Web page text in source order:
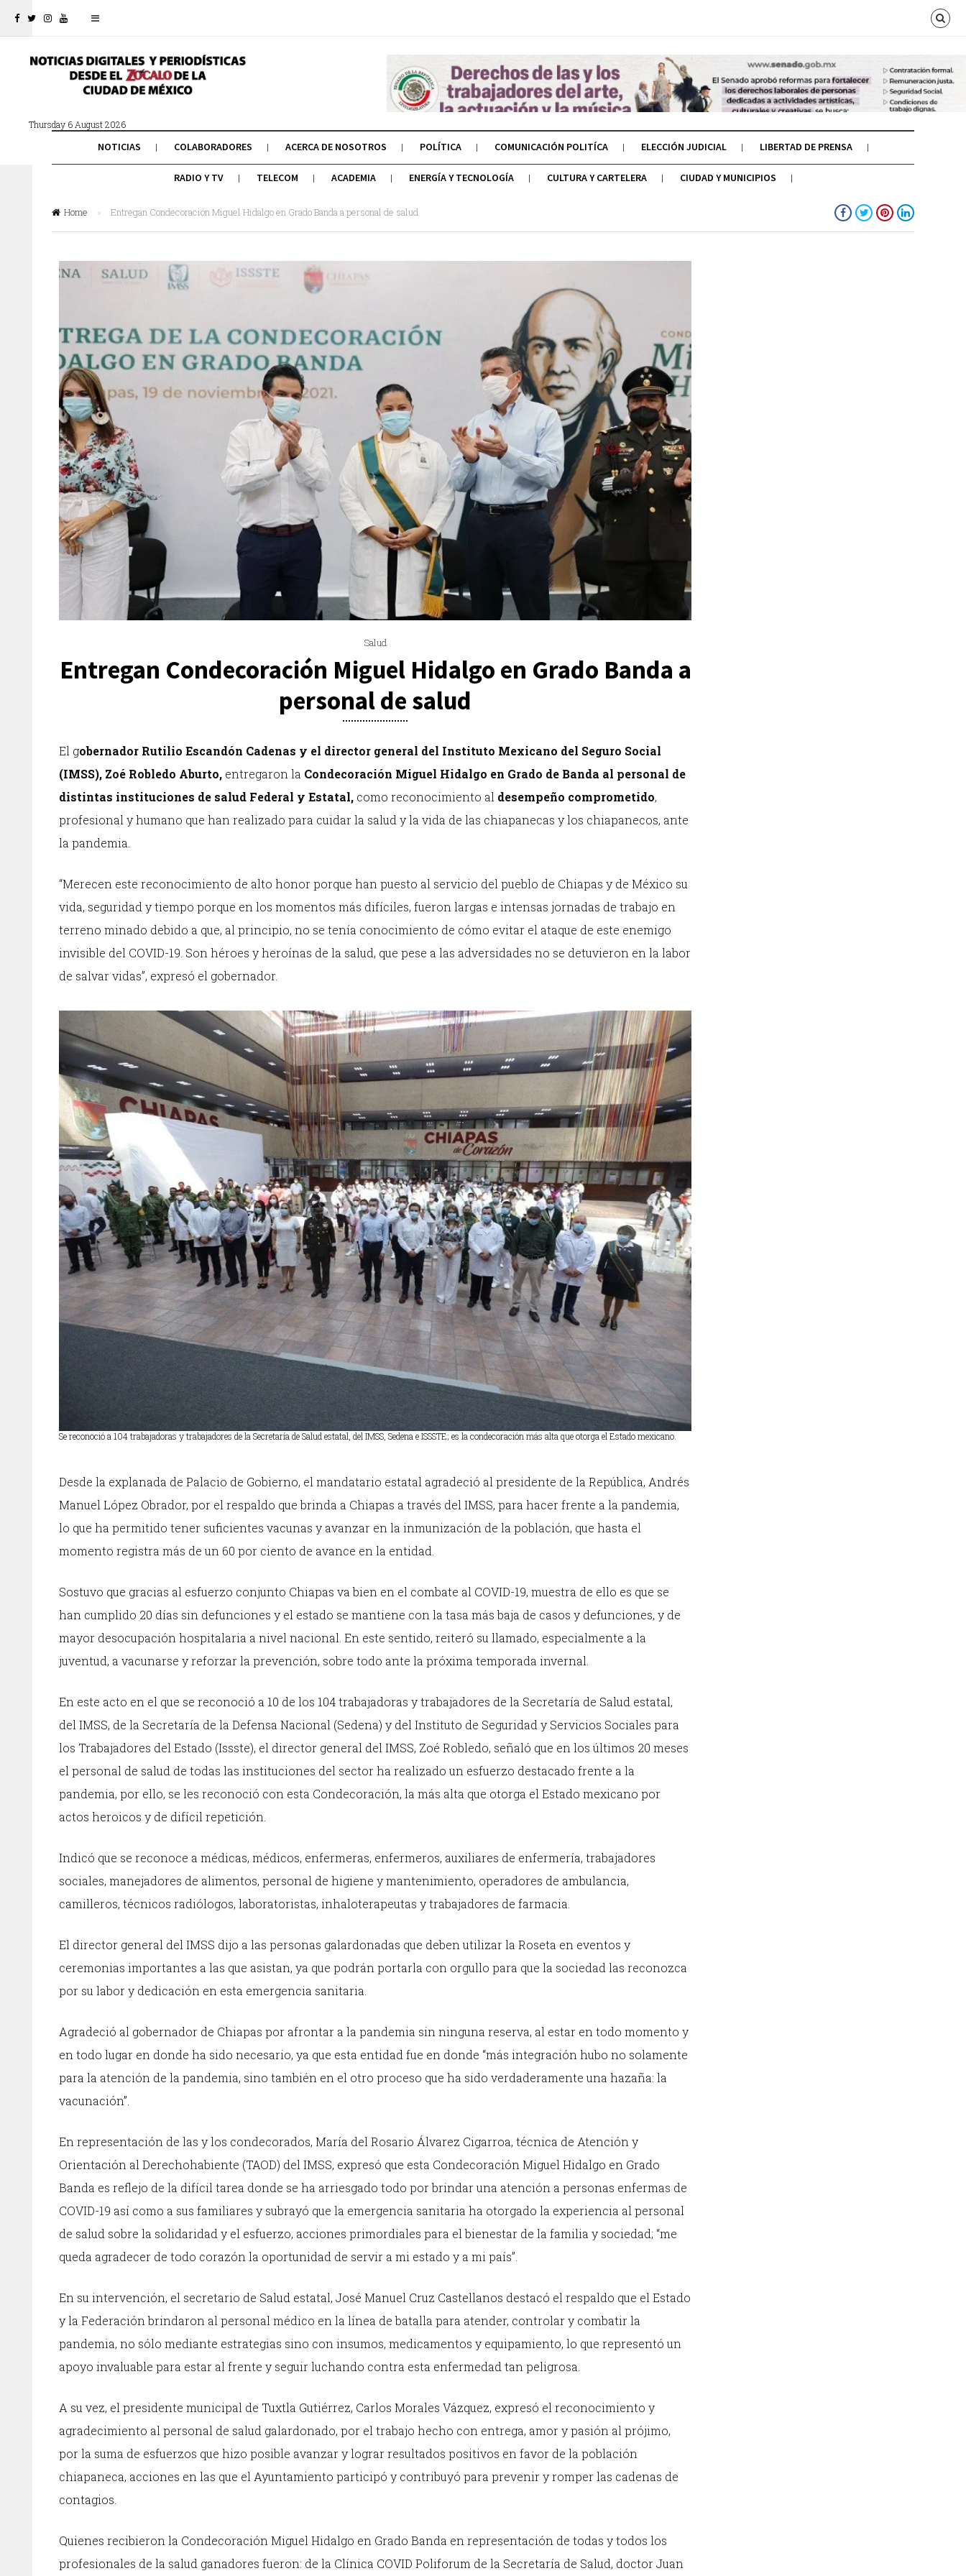
Thursday 6 August 2026
NOTICIAS COLABORADORES ACERCA DE NOSOTROS POLÍTICA COMUNICACIÓN POLITÍCA ELECCIÓN JUDICIAL LIBERTAD DE PRENSA
RADIO Y TV TELECOM ACADEMIA ENERGÍA Y TECNOLOGÍA CULTURA Y CARTELERA CIUDAD Y MUNICIPIOS
Home » Entregan Condecoración Miguel Hidalgo en Grado Banda a personal de salud
Salud
Entregan Condecoración Miguel Hidalgo en Grado Banda a
personal de salud
El gobernador Rutilio Escandón Cadenas y el director general del Instituto Mexicano del Seguro Social
(IMSS), Zoé Robledo Aburto, entregaron la Condecoración Miguel Hidalgo en Grado de Banda al personal de
distintas instituciones de salud Federal y Estatal, como reconocimiento al desempeño comprometido,
profesional y humano que han realizado para cuidar la salud y la vida de las chiapanecas y los chiapanecos, ante
la pandemia.
“Merecen este reconocimiento de alto honor porque han puesto al servicio del pueblo de Chiapas y de México su
vida, seguridad y tiempo porque en los momentos más difíciles, fueron largas e intensas jornadas de trabajo en
terreno minado debido a que, al principio, no se tenía conocimiento de cómo evitar el ataque de este enemigo
invisible del COVID-19. Son héroes y heroínas de la salud, que pese a las adversidades no se detuvieron en la labor
de salvar vidas”, expresó el gobernador.
Se reconoció a 104 trabajadoras y trabajadores de la Secretaría de Salud estatal, del IMSS, Sedena e ISSSTE; es la condecoración más alta que otorga el Estado mexicano.
Desde la explanada de Palacio de Gobierno, el mandatario estatal agradeció al presidente de la República, Andrés
Manuel López Obrador, por el respaldo que brinda a Chiapas a través del IMSS, para hacer frente a la pandemia,
lo que ha permitido tener suficientes vacunas y avanzar en la inmunización de la población, que hasta el
momento registra más de un 60 por ciento de avance en la entidad.
Sostuvo que gracias al esfuerzo conjunto Chiapas va bien en el combate al COVID-19, muestra de ello es que se
han cumplido 20 días sin defunciones y el estado se mantiene con la tasa más baja de casos y defunciones, y de
mayor desocupación hospitalaria a nivel nacional. En este sentido, reiteró su llamado, especialmente a la
juventud, a vacunarse y reforzar la prevención, sobre todo ante la próxima temporada invernal.
En este acto en el que se reconoció a 10 de los 104 trabajadoras y trabajadores de la Secretaría de Salud estatal,
del IMSS, de la Secretaría de la Defensa Nacional (Sedena) y del Instituto de Seguridad y Servicios Sociales para
los Trabajadores del Estado (Issste), el director general del IMSS, Zoé Robledo, señaló que en los últimos 20 meses
el personal de salud de todas las instituciones del sector ha realizado un esfuerzo destacado frente a la
pandemia, por ello, se les reconoció con esta Condecoración, la más alta que otorga el Estado mexicano por
actos heroicos y de difícil repetición.
Indicó que se reconoce a médicas, médicos, enfermeras, enfermeros, auxiliares de enfermería, trabajadores
sociales, manejadores de alimentos, personal de higiene y mantenimiento, operadores de ambulancia,
camilleros, técnicos radiólogos, laboratoristas, inhaloterapeutas y trabajadores de farmacia.
El director general del IMSS dijo a las personas galardonadas que deben utilizar la Roseta en eventos y
ceremonias importantes a las que asistan, ya que podrán portarla con orgullo para que la sociedad las reconozca
por su labor y dedicación en esta emergencia sanitaria.
Agradeció al gobernador de Chiapas por afrontar a la pandemia sin ninguna reserva, al estar en todo momento y
en todo lugar en donde ha sido necesario, ya que esta entidad fue en donde “más integración hubo no solamente
para la atención de la pandemia, sino también en el otro proceso que ha sido verdaderamente una hazaña: la
vacunación”.
En representación de las y los condecorados, María del Rosario Álvarez Cigarroa, técnica de Atención y
Orientación al Derechohabiente (TAOD) del IMSS, expresó que esta Condecoración Miguel Hidalgo en Grado
Banda es reflejo de la difícil tarea donde se ha arriesgado todo por brindar una atención a personas enfermas de
COVID-19 así como a sus familiares y subrayó que la emergencia sanitaria ha otorgado la experiencia al personal
de salud sobre la solidaridad y el esfuerzo, acciones primordiales para el bienestar de la familia y sociedad; “me
queda agradecer de todo corazón la oportunidad de servir a mi estado y a mi país”.
En su intervención, el secretario de Salud estatal, José Manuel Cruz Castellanos destacó el respaldo que el Estado
y la Federación brindaron al personal médico en la línea de batalla para atender, controlar y combatir la
pandemia, no sólo mediante estrategias sino con insumos, medicamentos y equipamiento, lo que representó un
apoyo invaluable para estar al frente y seguir luchando contra esta enfermedad tan peligrosa.
A su vez, el presidente municipal de Tuxtla Gutiérrez, Carlos Morales Vázquez, expresó el reconocimiento y
agradecimiento al personal de salud galardonado, por el trabajo hecho con entrega, amor y pasión al prójimo,
por la suma de esfuerzos que hizo posible avanzar y lograr resultados positivos en favor de la población
chiapaneca, acciones en las que el Ayuntamiento participó y contribuyó para prevenir y romper las cadenas de
contagios.
Quienes recibieron la Condecoración Miguel Hidalgo en Grado Banda en representación de todas y todos los
profesionales de la salud ganadores fueron: de la Clínica COVID Poliforum de la Secretaría de Salud, doctor Juan